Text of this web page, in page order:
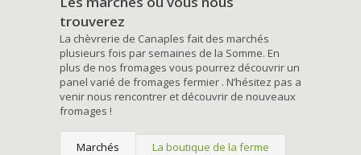
trouverez
La chèvrerie de Canaples fait des marchés
plusieurs fois par semaines de la Somme. En
plus de nos fromages vous pourrez découvrir un
panel varié de fromages fermier . N’hésitez pas a
venir nous rencontrer et découvrir de nouveaux
fromages !
Marchés La boutique de la ferme